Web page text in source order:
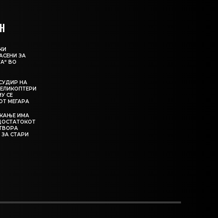
ЗА
ВО
НА
СЕ
МЕГАРА
ИМА
СТАРИ